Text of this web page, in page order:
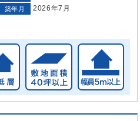
築年月 2026年7月